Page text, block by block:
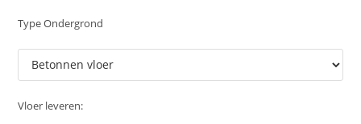
Type Ondergrond
Vloer leveren: